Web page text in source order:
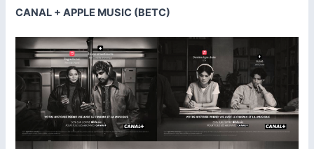
CANAL + APPLE MUSIC (BETC)